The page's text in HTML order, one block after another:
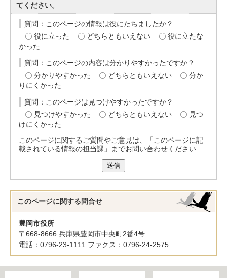
てください。
質問：このページの情報は役にたちましたか？
役に立った
どちらともいえない
役に立たな
かった
質問：このページの内容は分かりやすかったですか？
分かりやすかった
どちらともいえない
分か
りにくかった
質問：このページは見つけやすかったですか？
見つけやすかった
どちらともいえない
見つ
けにくかった
このページに関するご質問やご意見は、「このページに記
載されている情報の担当課」までお問い合わせください
送信
このページに関する 問合せ
豊岡市役所
〒668-8666 兵庫県豊岡市中央町2番4号
電話：0796-23-1111 ファクス：0796-24-2575